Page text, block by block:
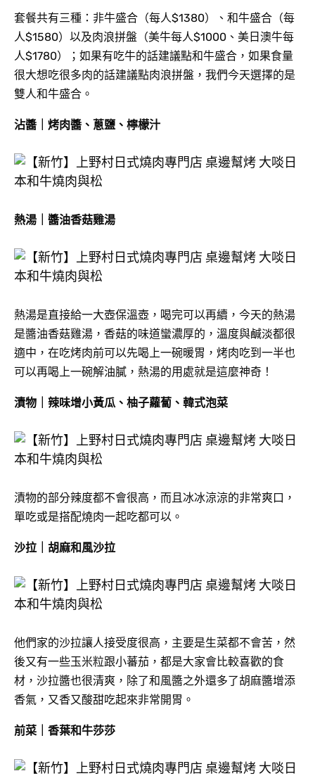
套餐共有三種：非牛盛合（每人$1380）、和牛盛合（每
人$1580）以及肉浪拼盤（美牛每人$1000、美日澳牛每
人$1780）；如果有吃牛的話建議點和牛盛合，如果食量
很大想吃很多肉的話建議點肉浪拼盤，我們今天選擇的是
雙人和牛盛合。
沾醬｜烤肉醬、蔥鹽、檸檬汁
熱湯｜醬油香菇雞湯
熱湯是直接給一大壺保溫壺，喝完可以再續，今天的熱湯
是醬油香菇雞湯，香菇的味道蠻濃厚的，溫度與鹹淡都很
適中，在吃烤肉前可以先喝上一碗暖胃，烤肉吃到一半也
可以再喝上一碗解油膩，熱湯的用處就是這麼神奇！
漬物｜辣味增小黃瓜、柚子蘿蔔、韓式泡菜
漬物的部分辣度都不會很高，而且冰冰涼涼的非常爽口，
單吃或是搭配燒肉一起吃都可以。
沙拉｜胡麻和風沙拉
他們家的沙拉讓人接受度很高，主要是生菜都不會苦，然
後又有一些玉米粒跟小蕃茄，都是大家會比較喜歡的食
材，沙拉醬也很清爽，除了和風醬之外還多了胡麻醬增添
香氣，又香又酸甜吃起來非常開胃。
前菜｜香葉和牛莎莎